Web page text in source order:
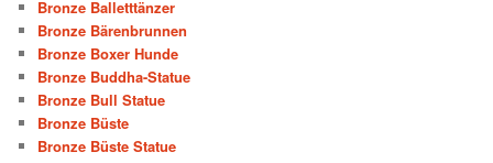
Bronze Balletttänzer
Bronze Bärenbrunnen
Bronze Boxer Hunde
Bronze Buddha-Statue
Bronze Bull Statue
Bronze Büste
Bronze Büste Statue